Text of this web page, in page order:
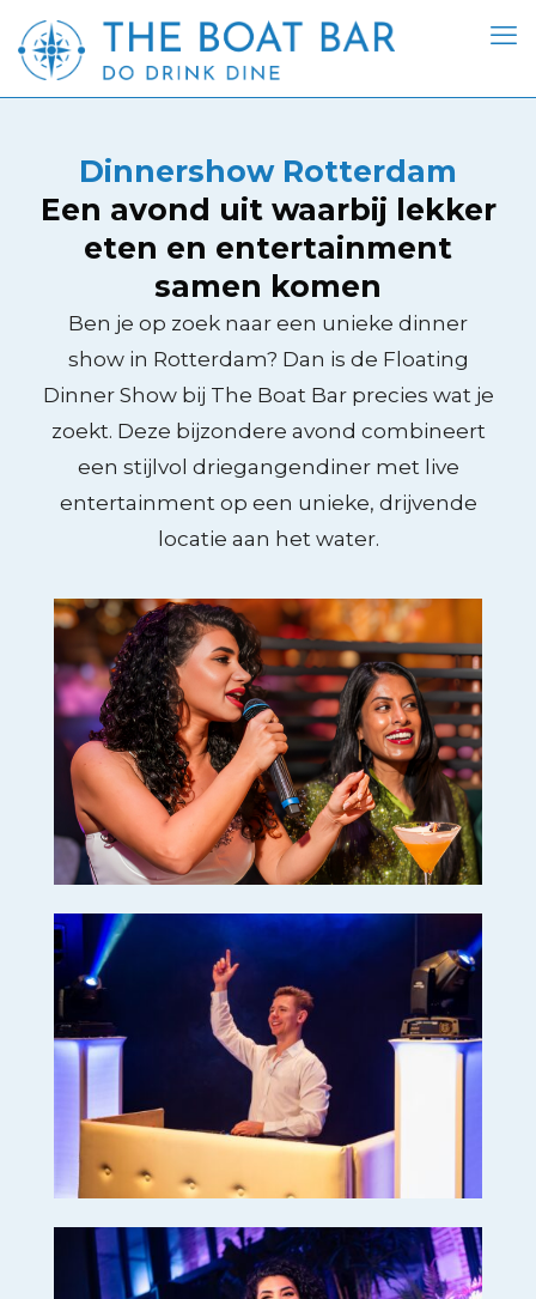
Dinnershow Rotterdam
Een avond uit waarbij lekker
eten en entertainment
samen komen
Ben je op zoek naar een unieke dinner
show in Rotterdam? Dan is de Floating
Dinner Show bij The Boat Bar precies wat je
zoekt. Deze bijzondere avond combineert
een stijlvol driegangendiner met live
entertainment op een unieke, drijvende
locatie aan het water.